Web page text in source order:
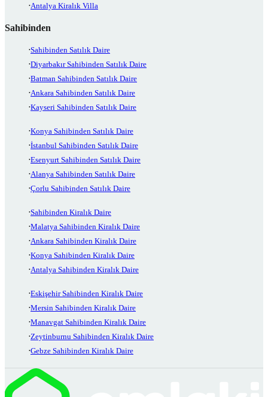
Antalya Kiralık Villa
Sahibinden
Sahibinden Satılık Daire
Diyarbakır Sahibinden Satılık Daire
Batman Sahibinden Satılık Daire
Ankara Sahibinden Satılık Daire
Kayseri Sahibinden Satılık Daire
Konya Sahibinden Satılık Daire
İstanbul Sahibinden Satılık Daire
Esenyurt Sahibinden Satılık Daire
Alanya Sahibinden Satılık Daire
Çorlu Sahibinden Satılık Daire
Sahibinden Kiralık Daire
Malatya Sahibinden Kiralık Daire
Ankara Sahibinden Kiralık Daire
Konya Sahibinden Kiralık Daire
Antalya Sahibinden Kiralık Daire
Eskişehir Sahibinden Kiralık Daire
Mersin Sahibinden Kiralık Daire
Manavgat Sahibinden Kiralık Daire
Zeytinburnu Sahibinden Kiralık Daire
Gebze Sahibinden Kiralık Daire